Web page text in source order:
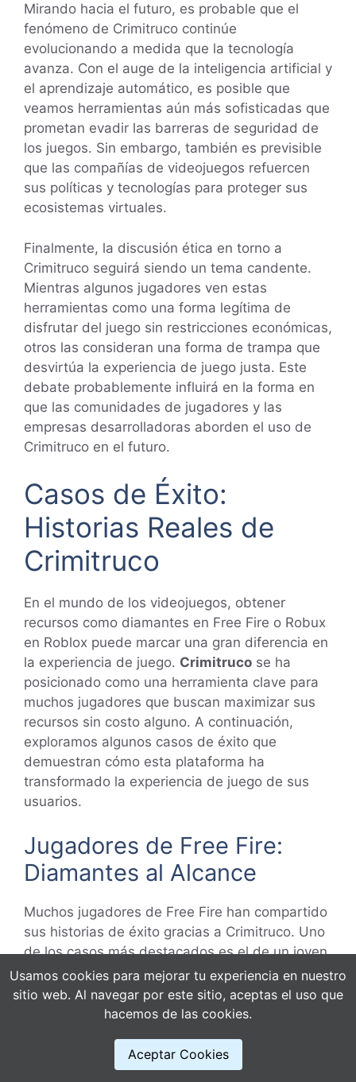
Mirando hacia el futuro, es probable que el
fenómeno de Crimitruco continúe
evolucionando a medida que la tecnología
avanza. Con el auge de la inteligencia artificial y
el aprendizaje automático, es posible que
veamos herramientas aún más sofisticadas que
prometan evadir las barreras de seguridad de
los juegos. Sin embargo, también es previsible
que las compañías de videojuegos refuercen
sus políticas y tecnologías para proteger sus
ecosistemas virtuales.
Finalmente, la discusión ética en torno a
Crimitruco seguirá siendo un tema candente.
Mientras algunos jugadores ven estas
herramientas como una forma legítima de
disfrutar del juego sin restricciones económicas,
otros las consideran una forma de trampa que
desvirtúa la experiencia de juego justa. Este
debate probablemente influirá en la forma en
que las comunidades de jugadores y las
empresas desarrolladoras aborden el uso de
Crimitruco en el futuro.
Casos de Éxito:
Historias Reales de
Crimitruco
En el mundo de los videojuegos, obtener
recursos como diamantes en Free Fire o Robux
en Roblox puede marcar una gran diferencia en
la experiencia de juego. Crimitruco se ha
posicionado como una herramienta clave para
muchos jugadores que buscan maximizar sus
recursos sin costo alguno. A continuación,
exploramos algunos casos de éxito que
demuestran cómo esta plataforma ha
transformado la experiencia de juego de sus
usuarios.
Jugadores de Free Fire:
Diamantes al Alcance
Muchos jugadores de Free Fire han compartido
sus historias de éxito gracias a Crimitruco. Uno
de los casos más destacados es el de un joven
gamer que logró obtener una cantidad
significativa de diamantes en cuestión de días.
Con estos recursos, pudo desbloquear
equipamiento, lo que le permitió avanzar
rápidamente en el juego y competir a niveles
Usamos cookies para mejorar tu experiencia en nuestro
sitio web. Al navegar por este sitio, aceptas el uso que
hacemos de las cookies.
Aceptar Cookies